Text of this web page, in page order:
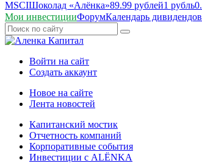
MSCIШоколад «Алёнка»89.99 рублей1 рубль
Мои инвестицииФорумКалендарь дивидендов
Войти на сайт
Создать аккаунт
Новое на сайте
Лента новостей
Капитанский мостик
Отчетность компаний
Корпоративные события
Инвестиции с ALЁNKA